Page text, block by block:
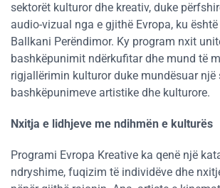
sektorët kulturor dhe kreativ, duke
audio-vizual nga e gjithë Evropa, ku
Ballkani Perëndimor. Ky program nxit
bashkëpunimit ndërkufitar dhe mund të
rigjallërimin kulturor duke mundësuar një
bashkëpunimeve artistike dhe kulturore​​.
Nxitja e lidhjeve me ndihmën e kulturës
Programi Evropa Kreative ka qenë një
ndryshime, fuqizim të individëve dhe